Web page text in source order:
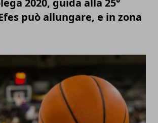
2020, guida alla 25°
può allungare, e in zona